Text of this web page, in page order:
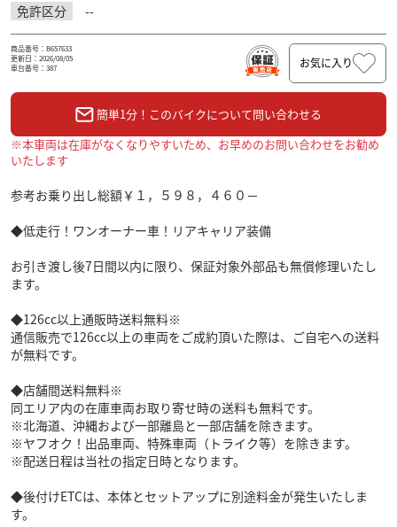
免許区分
--
商品番号：B657633
更新日：2026/08/05
車台番号：387
お気に入り
簡単1分！このバイクについて問い合わせる
※本車両は在庫がなくなりやすいため、お早めのお問い合わせをお勧め
いたします
参考お乗り出し総額￥１，５９８，４６０－
◆低走行！ワンオーナー車！リアキャリア装備
お引き渡し後7日間以内に限り、保証対象外部品も無償修理いたし
ます。
◆126cc以上通販時送料無料※
通信販売で126cc以上の車両をご成約頂いた際は、ご自宅への送料
が無料です。
◆店舗間送料無料※
同エリア内の在庫車両お取り寄せ時の送料も無料です。
※北海道、沖縄および一部離島と一部店舗を除きます。
※ヤフオク！出品車両、特殊車両（トライク等）を除きます。
※配送日程は当社の指定日時となります。
◆後付けETCは、本体とセットアップに別途料金が発生いたしま
す。